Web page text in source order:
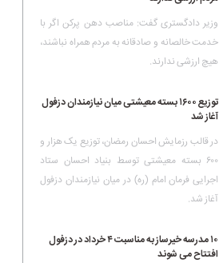
وزیر دادگستری گفت: مناصب دهن پرکن اگر با
خدمت خالصانه و صادقانه به مردم همراه نباشند،
هیچ ارزشی ندارند.
توزیع ۱۶۰۰ بسته معیشتی میان نیازمندان دزفول
آغاز شد
در قالب رزمایش احسان رمضان، توزیع یک هزار و
۶۰۰ بسته معیشتی توسط بنیاد احسان ستاد
اجرایی فرمان امام (ره) در میان نیازمندان دزفول
آغاز شد.
۱۰ مدرسه خیرساز به مناسبت ۴ خرداد در دزفول
افتتاح می شوند